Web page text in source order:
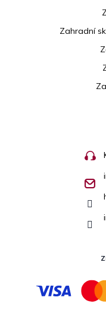
Zahradní